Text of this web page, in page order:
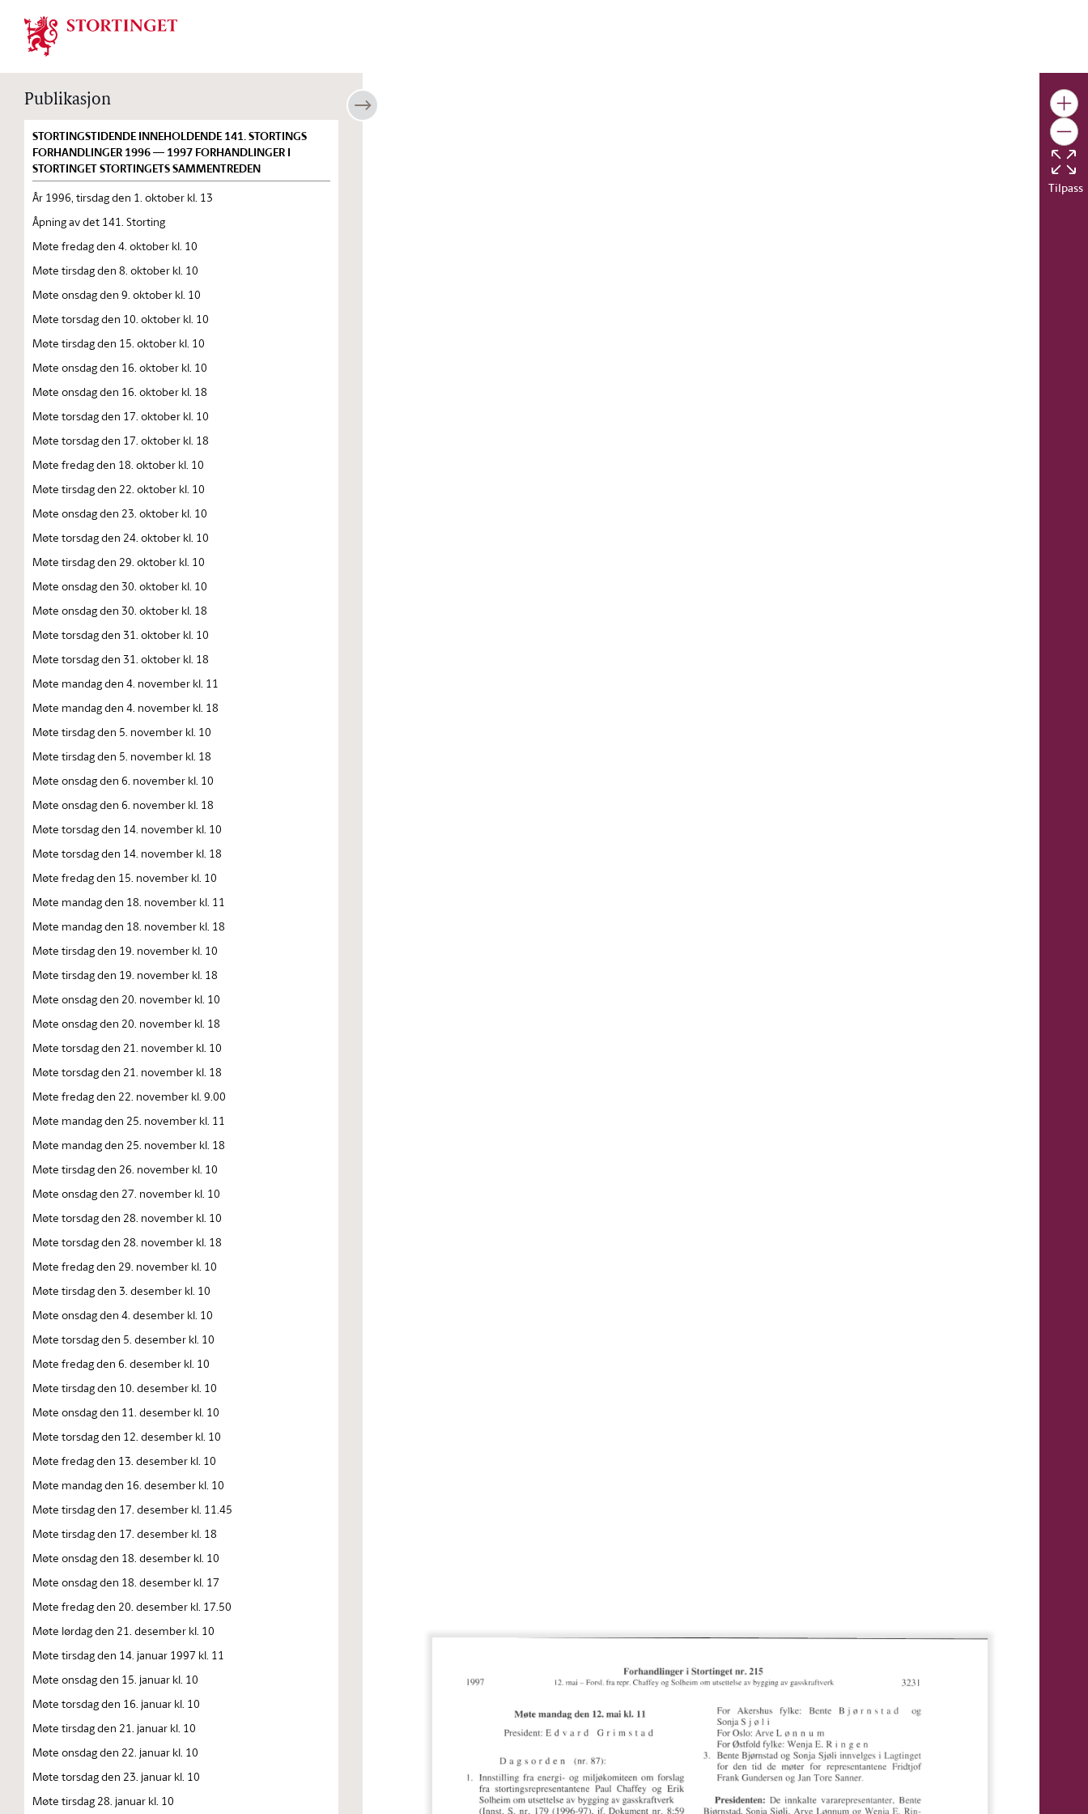
Stortinget.no
Publikasjon
STORTINGSTIDENDE INNEHOLDENDE 141. STORTINGS
FORHANDLINGER 1996 — 1997 FORHANDLINGER I
STORTINGET STORTINGETS SAMMENTREDEN
År 1996, tirsdag den 1. oktober kl. 13
Åpning av det 141. Storting
Møte fredag den 4. oktober kl. 10
Møte tirsdag den 8. oktober kl. 10
Møte onsdag den 9. oktober kl. 10
Møte torsdag den 10. oktober kl. 10
Møte tirsdag den 15. oktober kl. 10
Møte onsdag den 16. oktober kl. 10
Møte onsdag den 16. oktober kl. 18
Møte torsdag den 17. oktober kl. 10
Møte torsdag den 17. oktober kl. 18
Møte fredag den 18. oktober kl. 10
Møte tirsdag den 22. oktober kl. 10
Møte onsdag den 23. oktober kl. 10
Møte torsdag den 24. oktober kl. 10
Møte tirsdag den 29. oktober kl. 10
Møte onsdag den 30. oktober kl. 10
Møte onsdag den 30. oktober kl. 18
Møte torsdag den 31. oktober kl. 10
Møte torsdag den 31. oktober kl. 18
Møte mandag den 4. november kl. 11
Møte mandag den 4. november kl. 18
Møte tirsdag den 5. november kl. 10
Møte tirsdag den 5. november kl. 18
Møte onsdag den 6. november kl. 10
Møte onsdag den 6. november kl. 18
Møte torsdag den 14. november kl. 10
Møte torsdag den 14. november kl. 18
Møte fredag den 15. november kl. 10
Møte mandag den 18. november kl. 11
Møte mandag den 18. november kl. 18
Møte tirsdag den 19. november kl. 10
Møte tirsdag den 19. november kl. 18
Møte onsdag den 20. november kl. 10
Møte onsdag den 20. november kl. 18
Møte torsdag den 21. november kl. 10
Møte torsdag den 21. november kl. 18
Møte fredag den 22. november kl. 9.00
Møte mandag den 25. november kl. 11
Møte mandag den 25. november kl. 18
Møte tirsdag den 26. november kl. 10
Møte onsdag den 27. november kl. 10
Møte torsdag den 28. november kl. 10
Møte torsdag den 28. november kl. 18
Møte fredag den 29. november kl. 10
Møte tirsdag den 3. desember kl. 10
Møte onsdag den 4. desember kl. 10
Møte torsdag den 5. desember kl. 10
Møte fredag den 6. desember kl. 10
Møte tirsdag den 10. desember kl. 10
Møte onsdag den 11. desember kl. 10
Møte torsdag den 12. desember kl. 10
Møte fredag den 13. desember kl. 10
Møte mandag den 16. desember kl. 10
Møte tirsdag den 17. desember kl. 11.45
Møte tirsdag den 17. desember kl. 18
Møte onsdag den 18. desember kl. 10
Møte onsdag den 18. desember kl. 17
Møte fredag den 20. desember kl. 17.50
Møte lørdag den 21. desember kl. 10
Møte tirsdag den 14. januar 1997 kl. 11
Møte onsdag den 15. januar kl. 10
Møte torsdag den 16. januar kl. 10
Møte tirsdag den 21. januar kl. 10
Møte onsdag den 22. januar kl. 10
Møte torsdag den 23. januar kl. 10
Møte tirsdag 28. januar kl. 10